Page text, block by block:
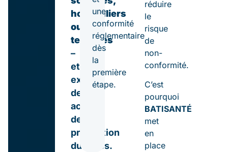
hospitaliers
ou
tertiaires
–
et
exigent
des
actions
de
prévention
durables.
une
conformité
réglementaire
dès
la
première
étape.
réduire
le
risque
de
non-
conformité.
C’est
pourquoi
BATISANTÉ
met
en
place